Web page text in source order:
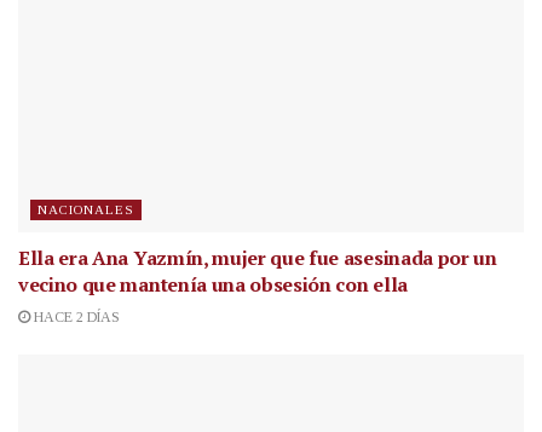
NACIONALES
Ella era Ana Yazmín, mujer que fue asesinada por un
vecino que mantenía una obsesión con ella
HACE 2 DÍAS